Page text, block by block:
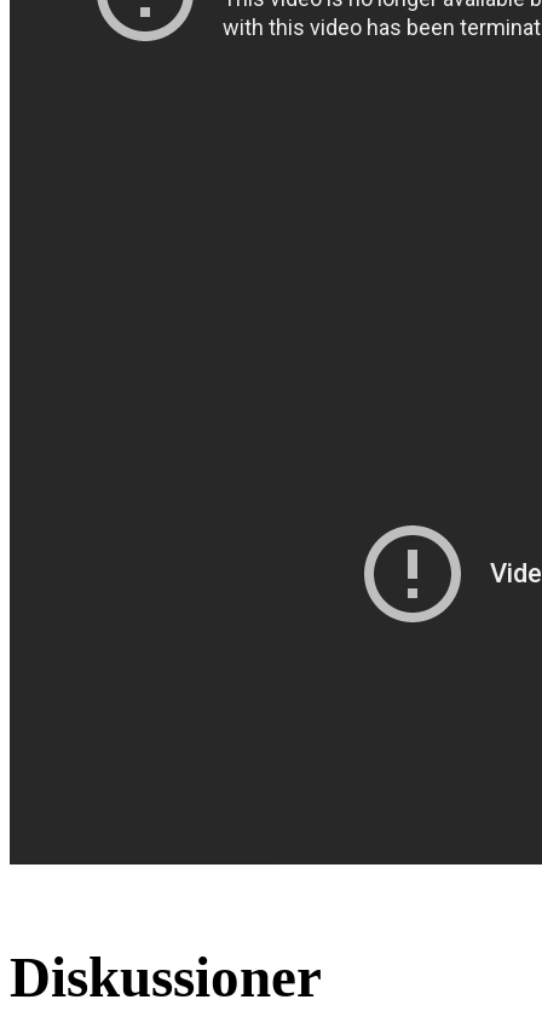
Diskussioner